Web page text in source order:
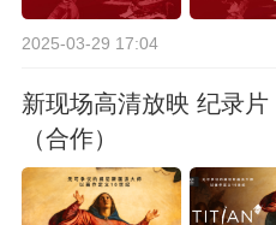
2025-03-29 17:04
新现场高清放映 纪录片
（合作）